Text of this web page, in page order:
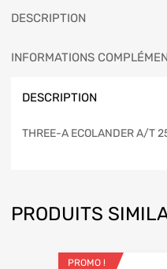
DESCRIPTION
INFORMATIONS
DESCRIPTION
THREE-A ECOLANDER A/T
PRODUITS
PROMO !